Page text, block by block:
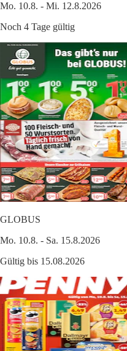
Mo. 10.8. - Mi. 12.8.2026
Noch 4 Tage gültig
GLOBUS
Mo. 10.8. - Sa. 15.8.2026
Gültig bis 15.08.2026